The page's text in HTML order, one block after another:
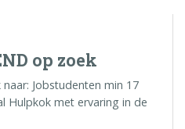
op zoek
Jobstudenten min 17
Hulpkok met ervaring in de